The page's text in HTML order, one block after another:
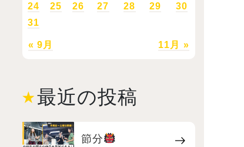
« 9月 11月 »
24
25 26 27 28 29
30
31
最近の投稿
節分